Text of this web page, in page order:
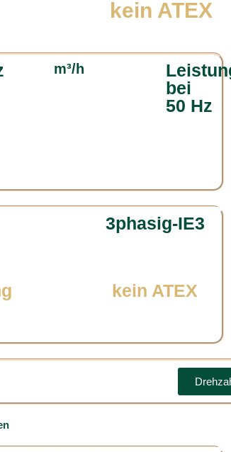
kein ATEX
m³/h
bei
50 Hz
3phasig-IE3
kein ATEX